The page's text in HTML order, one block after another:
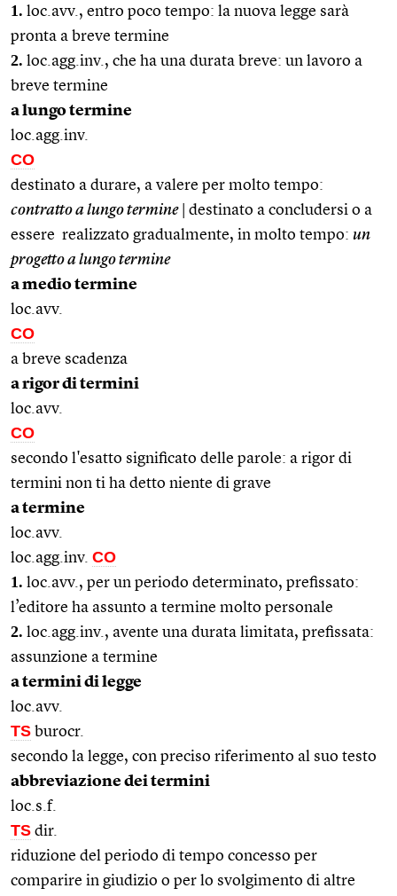
1. loc.avv., entro poco tempo: la nuova legge sarà
pronta a breve termine
2. loc.agg.inv., che ha una durata breve: un lavoro a
breve termine
a lungo termine
loc.agg.inv.
CO
destinato a durare, a valere per molto tempo:
contratto a lungo termine| destinato a concludersi o a
essere realizzato gradualmente, in molto tempo: un
progetto a lungo termine
a medio termine
loc.avv.
CO
a breve scadenza
a rigor di termini
loc.avv.
CO
secondo l'esatto significato delle parole: a rigor di
termini non ti ha detto niente di grave
a termine
loc.avv.
loc.agg.inv. CO
1. loc.avv., per un periodo determinato, prefissato:
l’editore ha assunto a termine molto personale
2. loc.agg.inv., avente una durata limitata, prefissata:
assunzione a termine
a termini di legge
loc.avv.
TS burocr.
secondo la legge, con preciso riferimento al suo testo
abbreviazione dei termini
loc.s.f.
TS dir.
riduzione del periodo di tempo concesso per
comparire in giudizio o per lo svolgimento di altre